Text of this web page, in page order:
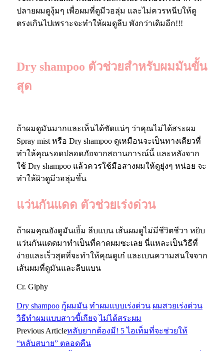
ปลายผมดูงุ้มๆ เพื่อผมที่ดูมีวอลุ่ม และไม่ควรหนีบให้ดู
ตรงเกินไปเพราะจะทำให้ผมดูลีบ พังกว่าเดิมอีก!!!
Dry shampoo ตัวช่วยสำหรับผมมันขั้น
สุด
ถ้าผมดูมันมากและเห็นได้ชัดแน่ๆ ว่าคุณไม่ได้สระผม
Spray mist หรือ Dry shampoo ดูเหมือนจะเป็นทางเดียวที่
ทำให้คุณรอดปลอดภัยจากสถานการณ์นี้ และหลังจาก
ใช้ Dry shampoo แล้วควรใช้มือสางผมให้ดูยุ่งๆ หน่อย จะ
ทำให้ผิวดูมีวอลุ่มขึ้น
แว่นกันแดด ตัวช่วยเร่งด่วน
ถ้าผมคุณยังดูมันเยิ้ม ลีบแบน เส้นผมดูไม่มีชีวิตชีวา หยิบ
แว่นกันแดดมาทำเป็นที่คาดผมซะเลย นี่แหละเป็นวิธีที่
ง่ายและเร็วสุดที่จะทำให้คุณดูเก๋ และเบนความสนใจจาก
เส้นผมที่ดูมันและลีบแบน
Cr. Giphy
Dry shampoo กู้ผมมัน ทำผมแบบเร่งด่วน ผมสวยเร่งด่วน
วิธีทำผมแบบสาวขี้เกียจ ไม่ได้สระผม
Previous Articleหลับยากต้องมี! 5 ไอเท็มที่จะช่วยให้
“หลับสบาย” ตลอดคืน